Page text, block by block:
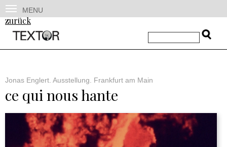
MENU
zurück
Jonas Englert. Ausstellung. Frankfurt am Main
ce qui nous hante